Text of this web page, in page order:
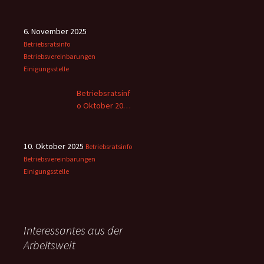
6. November 2025
Betriebsratsinfo
Betriebsvereinbarungen
Einigungsstelle
Betriebsratsinf
o Oktober 2025
10. Oktober 2025 Betriebsratsinfo
Betriebsvereinbarungen
Einigungsstelle
Interessantes aus der
Arbeitswelt